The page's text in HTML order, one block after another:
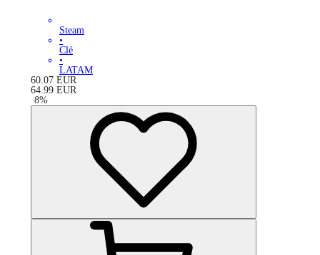
Steam
•
Clé
•
LATAM
60.07 EUR
64.99 EUR
-8%